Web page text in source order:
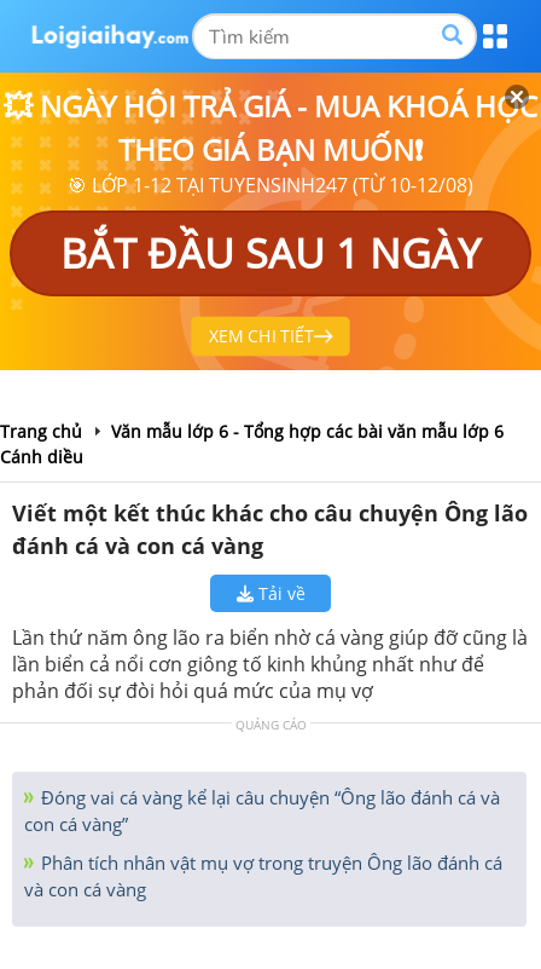
💥 NGÀY HỘI TRẢ GIÁ - MUA KHOÁ HỌC
THEO GIÁ BẠN MUỐN❗
🎯 LỚP 1-12 TẠI TUYENSINH247 (TỪ 10-12/08)
BẮT ĐẦU SAU 1 NGÀY
XEM CHI TIẾT
Trang chủ
Văn mẫu lớp 6 - Tổng hợp các bài văn mẫu lớp 6
Cánh diều
Viết một kết thúc khác cho câu chuyện Ông lão
đánh cá và con cá vàng
Tải về
Lần thứ năm ông lão ra biển nhờ cá vàng giúp đỡ cũng là
lần biển cả nổi cơn giông tố kinh khủng nhất như để
phản đối sự đòi hỏi quá mức của mụ vợ
QUẢNG CÁO
Đóng vai cá vàng kể lại câu chuyện “Ông lão đánh cá và
con cá vàng”
Phân tích nhân vật mụ vợ trong truyện Ông lão đánh cá
và con cá vàng